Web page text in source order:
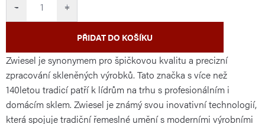
+
−
PŘIDAT DO KOŠÍKU
Zwiesel je synonymem pro špičkovou kvalitu a precizní
zpracování skleněných výrobků. Tato značka s více než
140letou tradicí patří k lídrům na trhu s profesionálním i
domácím sklem. Zwiesel je známý svou inovativní technologií,
která spojuje tradiční řemeslné umění s moderními výrobními